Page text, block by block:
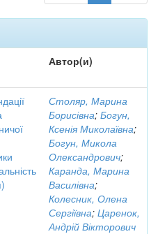
Автор(и)
Столяр, Марина
Борисівна; Богун,
Ксенія Миколаївна;
Богун, Микола
Олександрович;
Каранда, Марина
Василівна;
Колесник, Олена
Сергіївна; Царенок,
Андрій Вікторович